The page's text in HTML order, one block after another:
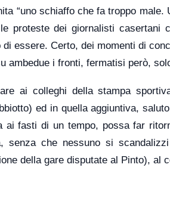
“uno schiaffo che fa troppo
proteste dei giornalisti casertani
di essere. Certo, dei momenti di
ambedue i fronti, fermatisi però,
ai colleghi della stampa
ed in quella aggiuntiva,
ai fasti di un tempo, possa far
senza che nessuno si
della gare disputate al Pinto), al